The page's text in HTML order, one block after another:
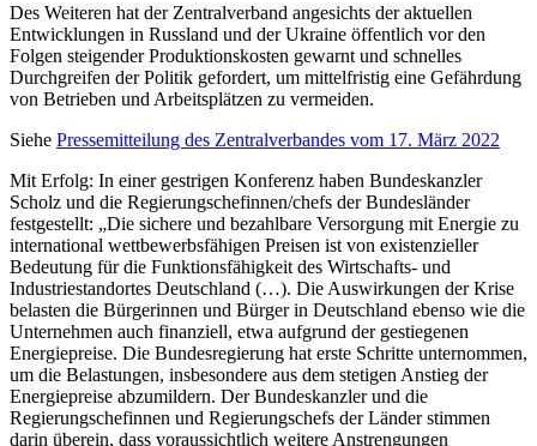
Des Weiteren hat der Zentralverband angesichts der aktuellen
Entwicklungen in Russland und der Ukraine öffentlich vor den
Folgen steigender Produktionskosten gewarnt und schnelles
Durchgreifen der Politik gefordert, um mittelfristig eine Gefährdung
von Betrieben und Arbeitsplätzen zu vermeiden.
Siehe Pressemitteilung des Zentralverbandes vom 17. März 2022
Mit Erfolg: In einer gestrigen Konferenz haben Bundeskanzler
Scholz und die Regierungschefinnen/chefs der Bundesländer
festgestellt: „Die sichere und bezahlbare Versorgung mit Energie zu
international wettbewerbsfähigen Preisen ist von existenzieller
Bedeutung für die Funktionsfähigkeit des Wirtschafts- und
Industriestandortes Deutschland (…). Die Auswirkungen der Krise
belasten die Bürgerinnen und Bürger in Deutschland ebenso wie die
Unternehmen auch finanziell, etwa aufgrund der gestiegenen
Energiepreise. Die Bundesregierung hat erste Schritte unternommen,
um die Belastungen, insbesondere aus dem stetigen Anstieg der
Energiepreise abzumildern. Der Bundeskanzler und die
Regierungschefinnen und Regierungschefs der Länder stimmen
darin überein, dass voraussichtlich weitere Anstrengungen